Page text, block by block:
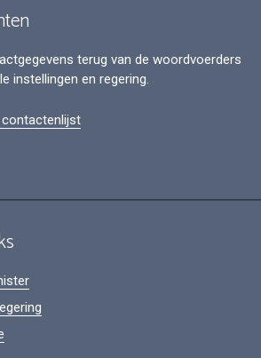
terug van de woordvoerders
instellingen en regering.
contactenlijst